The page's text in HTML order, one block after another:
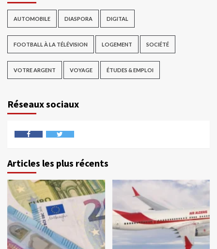
AUTOMOBILE DIASPORA DIGITAL
FOOTBALL À LA TÉLÉVISION LOGEMENT SOCIÉTÉ
VOTRE ARGENT VOYAGE ÉTUDES & EMPLOI
Réseaux sociaux
Articles les plus récents